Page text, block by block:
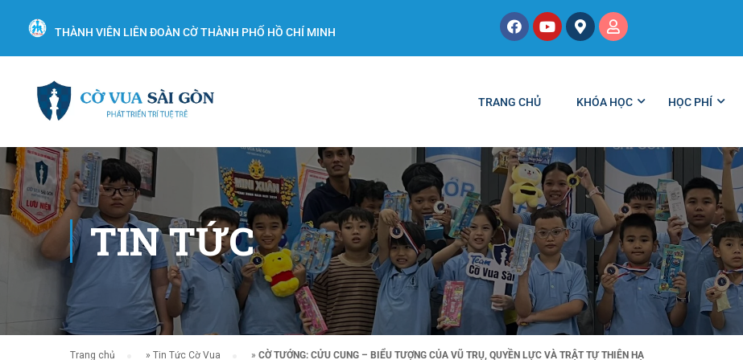
THÀNH VIÊN LIÊN ĐOÀN CỜ THÀNH PHỐ HỒ CHÍ MINH
TRANG CHỦ KHÓA HỌC HỌC PHÍ
TIN TỨC
Trang chủ » Tin Tức Cờ Vua » CỜ TƯỚNG: CỬU CUNG – BIỂU TƯỢNG CỦA VŨ TRỤ, QUYỀN LỰC VÀ TRẬT TỰ THIÊN HẠ